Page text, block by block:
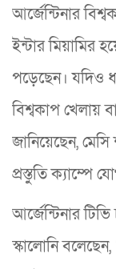
আর্জেন্টিনার
ইন্টার মিয়ামির
পড়েছেন। যদিও
বিশ্বকাপ খেলায়
জানিয়েছেন,
প্রস্তুতি ক্যাম্পে
আর্জেন্টিনার
স্কালোনি বলেছেন,